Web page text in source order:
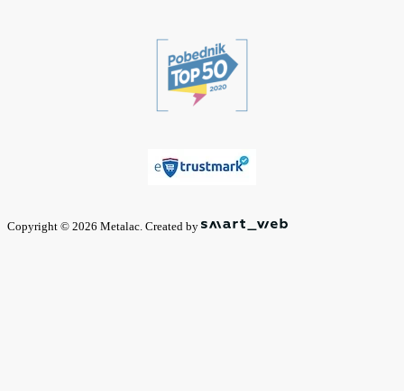
Copyright © 2026 Metalac. Created by